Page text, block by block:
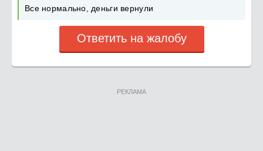
Все нормально, деньги вернули
Ответить на жалобу
РЕКЛАМА